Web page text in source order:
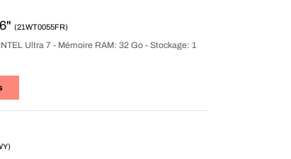
(21WT0055FR)
Ultra 7 - Mémoire RAM: 32 Go - Stockage: 1